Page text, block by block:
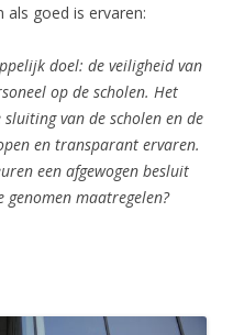
als goed is ervaren:
doel: de veiligheid van
op de scholen. Het
van de scholen en de
en transparant ervaren.
een afgewogen besluit
maatregelen?